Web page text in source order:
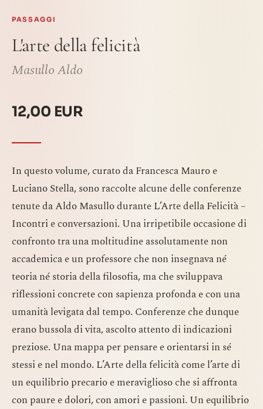
PASSAGGI
L'arte della felicità
Masullo Aldo
12,00 EUR
In questo volume, curato da Francesca Mauro e
Luciano Stella, sono raccolte alcune delle conferenze
tenute da Aldo Masullo durante L’Arte della Felicità –
Incontri e conversazioni. Una irripetibile occasione di
confronto tra una moltitudine assolutamente non
accademica e un professore che non insegnava né
teoria né storia della filosofia, ma che sviluppava
riflessioni concrete con sapienza profonda e con una
umanità levigata dal tempo. Conferenze che dunque
erano bussola di vita, ascolto attento di indicazioni
preziose. Una mappa per pensare e orientarsi in sé
stessi e nel mondo. L’Arte della felicità come l’arte di
un equilibrio precario e meraviglioso che si affronta
con paure e dolori, con amori e passioni. Un equilibrio